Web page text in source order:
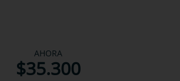
AHORA
$35.300